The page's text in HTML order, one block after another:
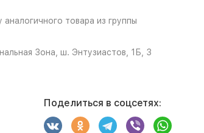
товара из группы
Зона, ш. Энтузиастов, 1Б, 3
Поделиться в соцсетях: